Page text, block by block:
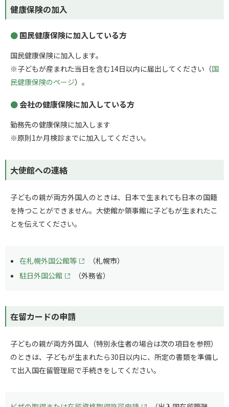
健康保険の加入
国民健康保険に加入している方
国民健康保険に加入します。
※子どもが産まれた当日を含む14日以内に届出してください（国
民健康保険のページ）。
会社の健康保険に加入している方
勤務先の健康保険に加入します
※原則1か月検診までに加入してください。
大使館への連絡
子どもの親が両方外国人のときは、日本で生まれても日本の国籍
を持つことができません。大使館か領事館に子どもが生まれたこ
とを伝えてください。
在札幌外国公館等
（札幌市）
駐日外国公館
（外務省）
在留カードの申請
子どもの親が両方外国人（特別永住者の場合は次の項目を参照）
のときは、子どもが生まれたら30日以内に、所定の書類を準備し
て出入国在留管理局で手続きをしてください。